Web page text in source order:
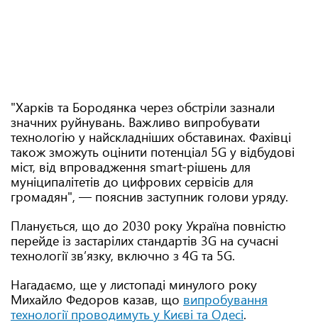
"Харків та Бородянка через обстріли зазнали
значних руйнувань. Важливо випробувати
технологію у найскладніших обставинах. Фахівці
також зможуть оцінити потенціал 5G у відбудові
міст, від впровадження smart-рішень для
муніципалітетів до цифрових сервісів для
громадян", — пояснив заступник голови уряду.
Планується, що до 2030 року Україна повністю
перейде із застарілих стандартів 3G на сучасні
технології зв’язку, включно з 4G та 5G.
Нагадаємо, ще у листопаді минулого року
Михайло Федоров казав, що випробування
технології проводимуть у Києві та Одесі.